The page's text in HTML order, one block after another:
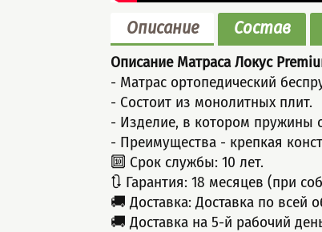
Описание Состав
Описание Матраса Локус
- Матрас ортопедический
- Состоит из монолитных плит.
- Изделие, в котором пружины
- Пpeимущecтва - крепкая
🔟 Срок службы: 10 лет.
🔃 Гарантия: 18 месяцев (при
🚚 Доставка: Доставка по всей
🚚 Доставка на 5-й рабочий